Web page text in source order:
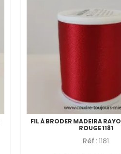
FIL À BRODER MADEIRA
ROUGE 1181
Réf :1181